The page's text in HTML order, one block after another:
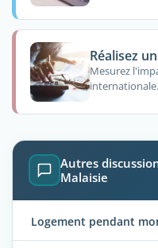
Réalisez
Mesurez
internationale.
Autres
Malaisie
Logement pendant